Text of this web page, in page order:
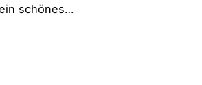
schönes…